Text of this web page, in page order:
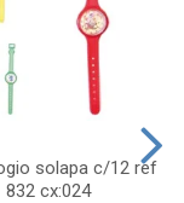
solapa c/12 ref
832 cx:024